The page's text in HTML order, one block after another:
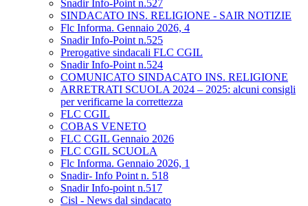
Snadir Info-Point n.527
SINDACATO INS. RELIGIONE - SAIR NOTIZIE
Flc Informa. Gennaio 2026, 4
Snadir Info-Point n.525
Prerogative sindacali FLC CGIL
Snadir Info-Point n.524
COMUNICATO SINDACATO INS. RELIGIONE
ARRETRATI SCUOLA 2024 – 2025: alcuni consigli
per verificarne la correttezza
FLC CGIL
COBAS VENETO
FLC CGIL Gennaio 2026
FLC CGIL SCUOLA
Flc Informa. Gennaio 2026, 1
Snadir- Info Point n. 518
Snadir Info-point n.517
Cisl - News dal sindacato